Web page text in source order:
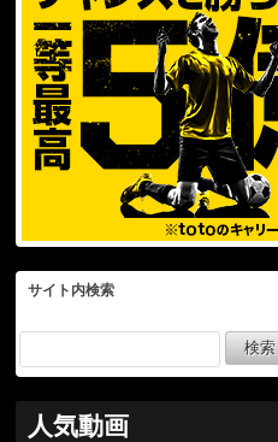
サイト内検索
人気動画